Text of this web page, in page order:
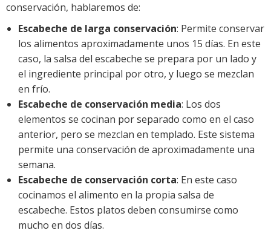
conservación, hablaremos de:
Escabeche de larga conservación: Permite conservar
los alimentos aproximadamente unos 15 días. En este
caso, la salsa del escabeche se prepara por un lado y
el ingrediente principal por otro, y luego se mezclan
en frío.
Escabeche de conservación media: Los dos
elementos se cocinan por separado como en el caso
anterior, pero se mezclan en templado. Este sistema
permite una conservación de aproximadamente una
semana.
Escabeche de conservación corta: En este caso
cocinamos el alimento en la propia salsa de
escabeche. Estos platos deben consumirse como
mucho en dos días.